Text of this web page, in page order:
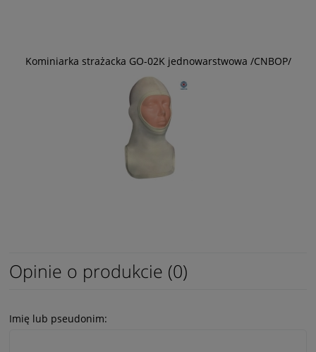
Kominiarka strażacka GO-02K jednowarstwowa /CNBOP/
Opinie o produkcie (0)
Imię lub pseudonim: